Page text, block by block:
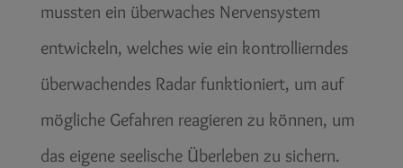
mussten ein überwaches Nervensystem
entwickeln, welches wie ein kontrollierndes
überwachendes Radar funktioniert, um auf
mögliche Gefahren reagieren zu können, um
das eigene seelische Überleben zu sichern.